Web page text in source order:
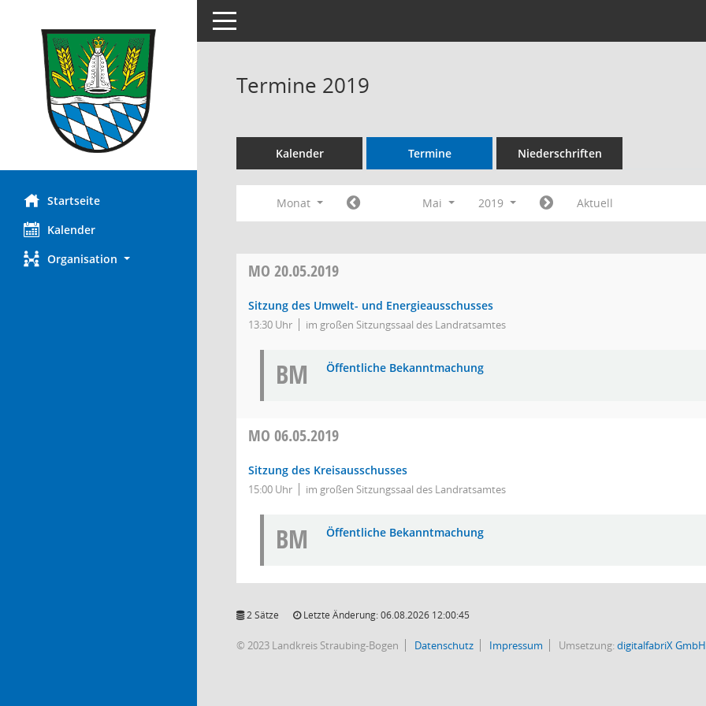
Startseite
Kalender
Organisation
Toggle navigation
Termine 2019
Kalender Termine Niederschriften
Monat Mai 2019 Aktuell
MO 20.05.2019
Sitzung des Umwelt- und Energieausschusses
13:30 Uhr im großen Sitzungssaal des Landratsamtes
BM Öffentliche Bekanntmachung
MO 06.05.2019
Sitzung des Kreisausschusses
15:00 Uhr im großen Sitzungssaal des Landratsamtes
BM Öffentliche Bekanntmachung
2 Sätze Letzte Änderung: 06.08.2026 12:00:45
© 2023 Landkreis Straubing-Bogen Datenschutz Impressum Umsetzung:digitalfabriX GmbH